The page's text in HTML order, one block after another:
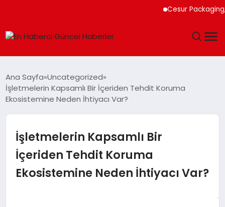
Cesur Packaging,
SPOR
TEKNOLOJI
MAGAZIN
Ana Sayfa Uncategorized
İşletmelerin Kapsamlı Bir İçeriden Tehdit Koruma
Ekosistemine Neden İhtiyacı Var?
İşletmelerin Kapsamlı Bir
İçeriden Tehdit Koruma
Ekosistemine Neden İhtiyacı Var?